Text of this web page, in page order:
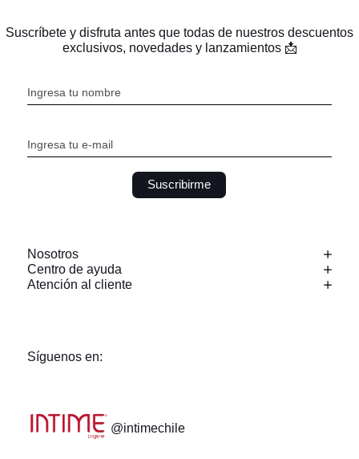
Suscríbete y disfruta antes que todas de nuestros descuentos
exclusivos, novedades y lanzamientos 📩
Suscribirme
Nosotros
Centro de ayuda
Atención al cliente
Síguenos en:
@intimechile